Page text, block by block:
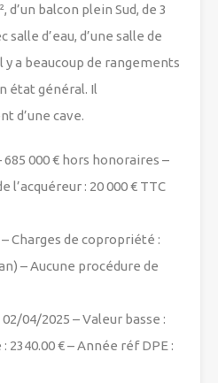
d’un balcon plein Sud, de 3
d’eau, d’une salle de
y a beaucoup de rangements
état général. Il
d’une cave.
685 000 € hors honoraires –
l’acquéreur : 20 000 € TTC
Charges de copropriété :
– Aucune procédure de
04/2025 – Valeur basse :
2340.00 € – Année réf DPE :